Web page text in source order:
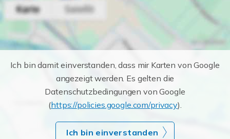
Ich bin damit einverstanden, dass mir Karten von Google
angezeigt werden. Es gelten die
Datenschutzbedingungen von Google
(https://policies.google.com/privacy).
Ich bin einverstanden